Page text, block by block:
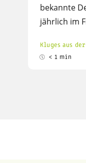
bekannte
jährlich im
Kluges aus
< 1 min